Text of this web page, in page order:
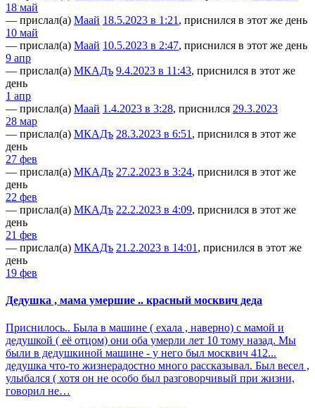
18 май
— прислал(а) Маай 18.5.2023 в 1:21 , приснился в этот же день
10 май
— прислал(а) Маай 10.5.2023 в 2:47, приснился в этот же день
9 апр
— прислал(а) МКАДъ 9.4.2023 в 11:43, приснился в этот же
день
1 апр
— прислал(а) Маай 1.4.2023 в 3:28, приснился 29.3.2023
28 мар
— прислал(а) МКАДъ 28.3.2023 в 6:51 , приснился в этот же
день
27 фев
— прислал(а) МКАДъ 27.2.2023 в 3:24, приснился в этот же
день
22 фев
— прислал(а) МКАДъ 22.2.2023 в 4:09, приснился в этот же
день
21 фев
— прислал(а) МКАДъ 21.2.2023 в 14:01 , приснился в этот же
день
19 фев
Дедушка , мама умершие .. красный москвич деда
Приснилось.. Была в машине ( ехала , наверно) с мамой и
дедушкой ( её отцом) они оба умерли лет 10 тому назад. Мы
были в дедушкиной машине - у него был москвич 412...
дедушка что-то жизнерадостно много рассказывал. Был весел ,
улыбался ( хотя он не особо был разговорчивый при жизни,
говорил не…